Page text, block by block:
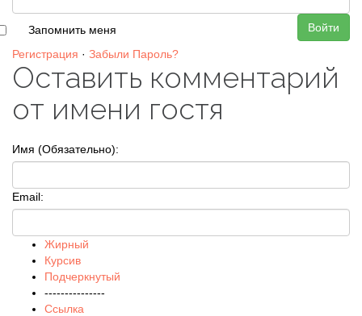
Войти
Запомнить меня
Регистрация · Забыли Пароль?
Оставить комментарий
от имени гостя
Имя (Обязательно):
Email:
Жирный
Курсив
Подчеркнутый
---------------
Ссылка